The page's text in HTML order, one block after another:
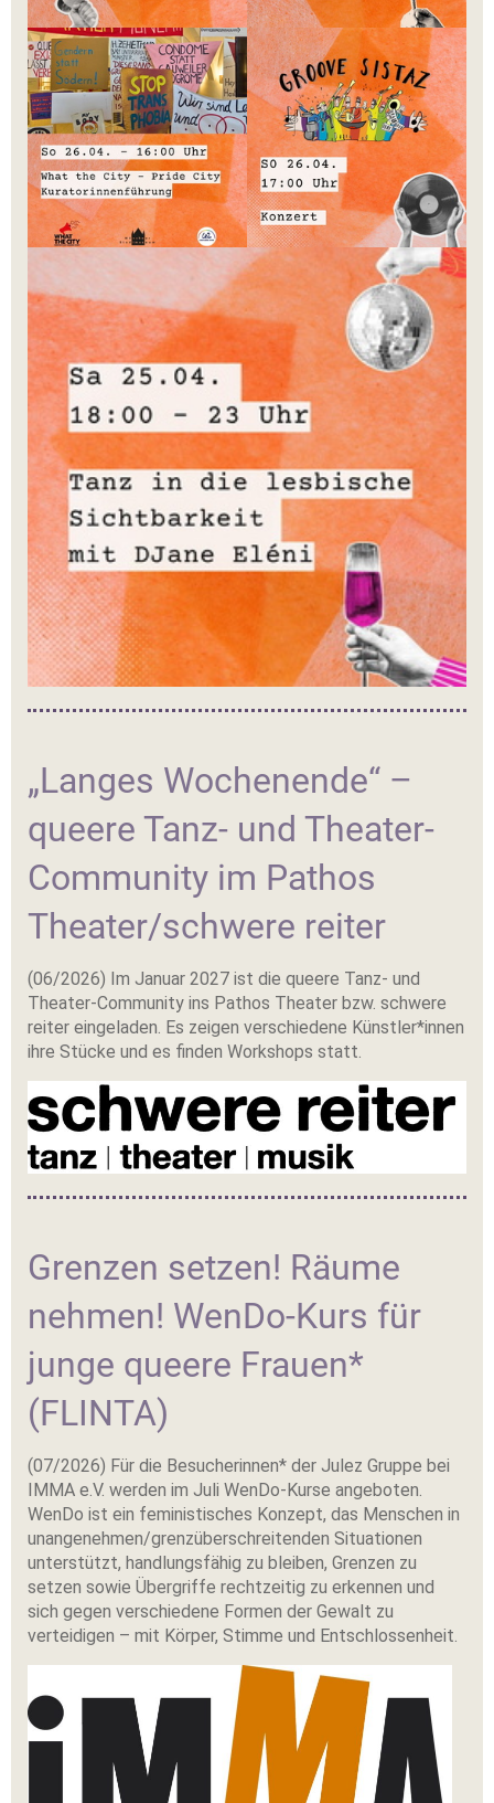
„Langes Wochenende“ –
queere Tanz- und Theater-
Community im Pathos
Theater/schwere reiter
(06/2026) Im Januar 2027 ist die queere Tanz- und
Theater-Community ins Pathos Theater bzw. schwere
reiter eingeladen. Es zeigen verschiedene Künstler*innen
ihre Stücke und es finden Workshops statt.
Grenzen setzen! Räume
nehmen! WenDo-Kurs für
junge queere Frauen*
(FLINTA)
(07/2026) Für die Besucherinnen* der Julez Gruppe bei
IMMA e.V. werden im Juli WenDo-Kurse angeboten.
WenDo ist ein feministisches Konzept, das Menschen in
unangenehmen/grenzüberschreitenden Situationen
unterstützt, handlungsfähig zu bleiben, Grenzen zu
setzen sowie Übergriffe rechtzeitig zu erkennen und
sich gegen verschiedene Formen der Gewalt zu
verteidigen – mit Körper, Stimme und Entschlossenheit.